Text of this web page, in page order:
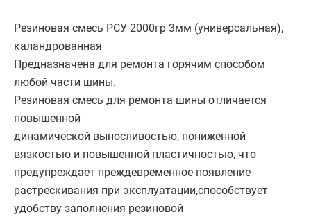
Резиновая смесь РСУ 2000гр 3мм (универсальная),
каландрованная
Предназначена для ремонта горячим способом
любой части шины.
Резиновая смесь для ремонта шины отличается
повышенной
динамической выносливостью, пониженной
вязкостью и повышенной пластичностью, что
предупреждает преждевременное появление
растрескивания при эксплуатации‚способствует
удобству заполнения резиновой